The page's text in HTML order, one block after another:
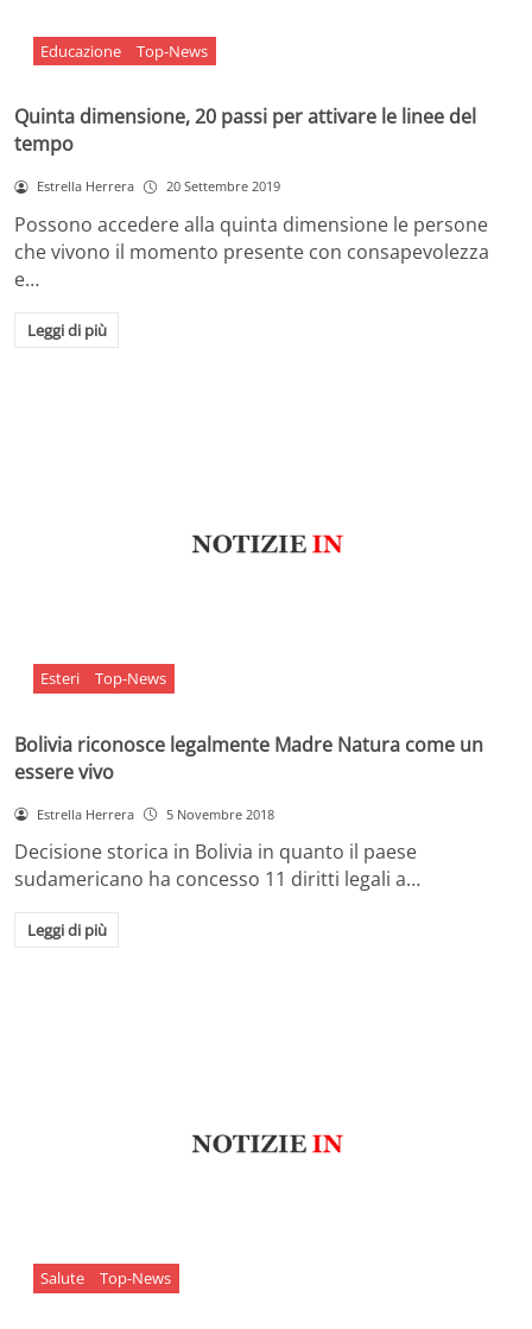
Educazione Top-News
Quinta dimensione, 20 passi per attivare le linee del
tempo
Estrella Herrera 20 Settembre 2019
Possono accedere alla quinta dimensione le persone
che vivono il momento presente con consapevolezza
e…
Leggi di più
Esteri Top-News
Bolivia riconosce legalmente Madre Natura come un
essere vivo
Estrella Herrera 5 Novembre 2018
Decisione storica in Bolivia in quanto il paese
sudamericano ha concesso 11 diritti legali a…
Leggi di più
Salute Top-News